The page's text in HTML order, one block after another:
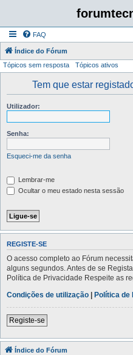
FAQ
Índice do Fórum
Tópicos sem resposta Tópicos ativos
Tem que estar
Utilizador:
Senha:
Esqueci-me da senha
Lembrar-me
Ocultar o meu estado nesta sessão
REGISTE-SE
O acesso completo ao Fórum
alguns segundos. Antes de se
Política de Privacidade Respeite as
Condições de utilização | Política de
Registe-se
Índice do Fórum